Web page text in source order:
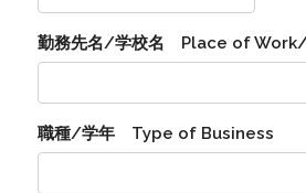
勤務先名/学校名 Place of
職種/学年 Type of Business